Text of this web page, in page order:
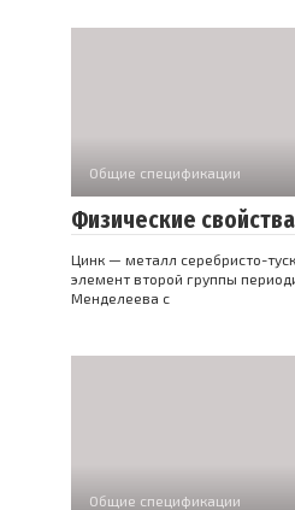
Общие спецификации
Физические
Цинк — металл серебристо-
элемент второй группы
Менделеева с
Общие спецификации